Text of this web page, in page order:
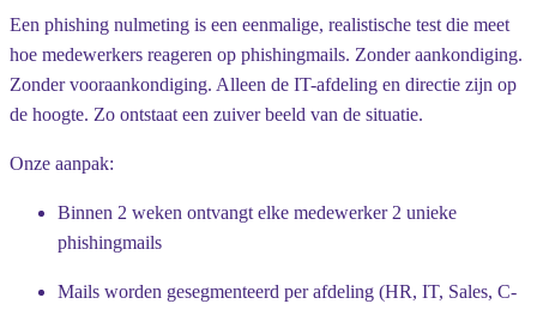
Een phishing nulmeting is een eenmalige, realistische test die meet
hoe medewerkers reageren op phishingmails. Zonder aankondiging.
Zonder vooraankondiging. Alleen de IT-afdeling en directie zijn op
de hoogte. Zo ontstaat een zuiver beeld van de situatie.
Onze aanpak:
Binnen 2 weken ontvangt elke medewerker 2 unieke
phishingmails
Mails worden gesegmenteerd per afdeling (HR, IT, Sales, C-